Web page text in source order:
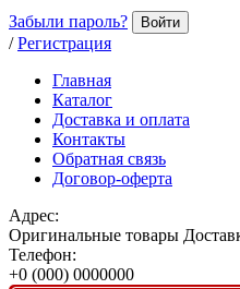
Забыли пароль? Войти
/ Регистрация
Главная
Каталог
Доставка и оплата
Контакты
Обратная связь
Договор-оферта
Адрес:
Оригинальные товары
Телефон:
+0 (000) 0000000